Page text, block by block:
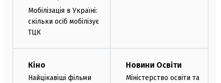
Мобілізація в Україні:
скільки осіб мобілізує
ТЦК
Кіно
Найцікавіші фільми
Новини Освіти
Міністерство освіти та